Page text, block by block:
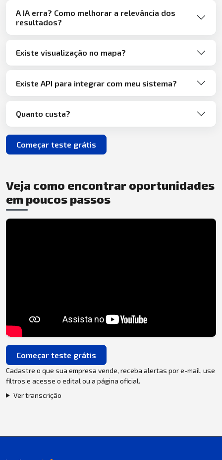
A IA erra? Como melhorar a relevância dos
resultados?
Existe visualização no mapa?
Existe API para integrar com meu sistema?
Quanto custa?
Começar teste grátis
Veja como encontrar oportunidades
em poucos passos
Começar teste grátis
Cadastre o que sua empresa vende, receba alertas por e-mail, use
filtros e acesse o edital ou a página oficial.
Ver transcrição